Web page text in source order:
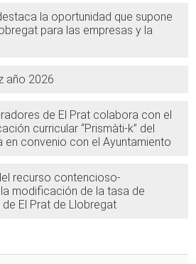
la oportunidad que supone
para las empresas y la
año 2026
de El Prat colabora con el
curricular “Prismàti-k” del
en convenio con el Ayuntamiento
recurso contencioso-
modificación de la tasa de
El Prat de Llobregat